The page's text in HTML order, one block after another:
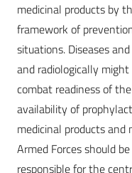
medicinal products by
framework of
situations. Diseases
and radiologically
combat readiness of
availability of
medicinal products and
Armed Forces should
responsible for the